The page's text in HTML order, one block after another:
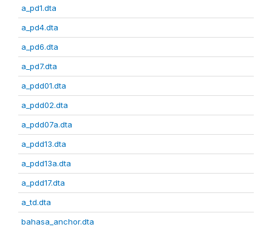
a_pd1.dta
a_pd4.dta
a_pd6.dta
a_pd7.dta
a_pdd01.dta
a_pdd02.dta
a_pdd07a.dta
a_pdd13.dta
a_pdd13a.dta
a_pdd17.dta
a_td.dta
bahasa_anchor.dta